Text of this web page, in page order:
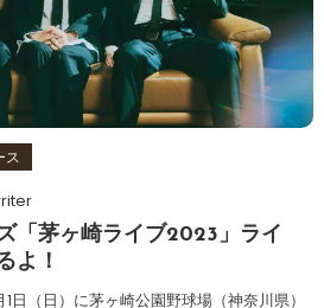
ス
「茅ヶ崎ライブ2023」ライ
よ！
（日）に茅ヶ崎公園野球場（神奈川県）